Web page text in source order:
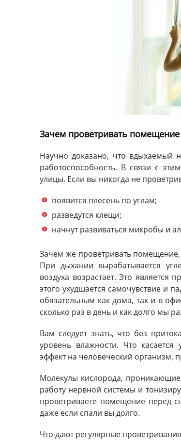
Зачем проветривать помещение
Научно доказано, что вдыхаемый
работоспособность. В связи с
улицы. Если вы никогда не
появится плесень по углам;
разведутся клещи;
начнут развиваться микробы и
Зачем же проветривать
При дыхании вырабатывается
воздуха возрастает. Это
этого ухудшается самочувствие и
обязательным как дома, так и в
сколько раз в день и как долго мы
Вам следует знать, что без
уровень влажности. Что касается
эффект на человеческий организм,
Молекулы кислорода,
работу нервной системы и
проветриваете помещение перед
даже если спали вы долго.
Что дают регулярные